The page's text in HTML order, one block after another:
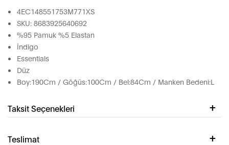
4EC148551753M771XS
SKU: 8683925640692
%95 Pamuk %5 Elastan
İndigo
Essentials
Düz
Boy:190Cm / Göğüs:100Cm / Bel:84Cm / Manken Bedeni:L
Taksit Seçenekleri
Teslimat